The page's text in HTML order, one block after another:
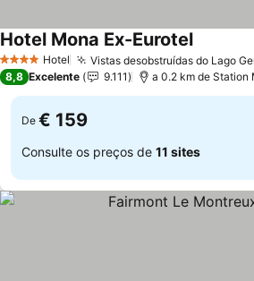
4 EstrelasHotel Vistas desobstruídas do Lago
Hotel Mona Ex-Eurotel
8,8 Excelente 9.111 a 0.2 km de Station
De € 159
Consulte os preços de 11 sites